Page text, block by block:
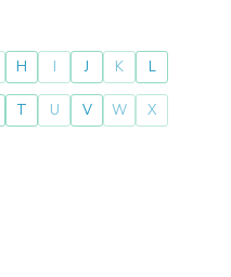
H I J K L
T U V W X